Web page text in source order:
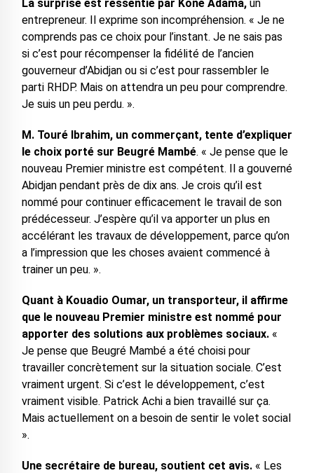
La surprise est ressentie par Koné Adama, un
entrepreneur. Il exprime son incompréhension. « Je ne
comprends pas ce choix pour l’instant. Je ne sais pas
si c’est pour récompenser la fidélité de l’ancien
gouverneur d’Abidjan ou si c’est pour rassembler le
parti RHDP. Mais on attendra un peu pour comprendre.
Je suis un peu perdu. ».
M. Touré Ibrahim, un commerçant, tente d’expliquer
le choix porté sur Beugré Mambé. « Je pense que le
nouveau Premier ministre est compétent. Il a gouverné
Abidjan pendant près de dix ans. Je crois qu’il est
nommé pour continuer efficacement le travail de son
prédécesseur. J’espère qu’il va apporter un plus en
accélérant les travaux de développement, parce qu’on
a l’impression que les choses avaient commencé à
trainer un peu. ».
Quant à Kouadio Oumar, un transporteur, il affirme
que le nouveau Premier ministre est nommé pour
apporter des solutions aux problèmes sociaux.«
Je pense que Beugré Mambé a été choisi pour
travailler concrètement sur la situation sociale. C’est
vraiment urgent. Si c’est le développement, c’est
vraiment visible. Patrick Achi a bien travaillé sur ça.
Mais actuellement on a besoin de sentir le volet social
».
Une secrétaire de bureau, soutient cet avis.« Les